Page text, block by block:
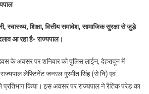
स्वास्थ्य, शिक्षा, वित्तीय समावेश, सामाजिक सुरक्षा से जुड़े
आ रहा है- राज्यपाल।
के अवसर पर शनिवार को पुलिस लाईन, देहरादून में
लेफ्टिनेंट जनरल गुरमीत सिंह (से नि) एवं
प्रतिभाग किया। इस अवसर पर राज्यपाल ने रैतिक परेड का